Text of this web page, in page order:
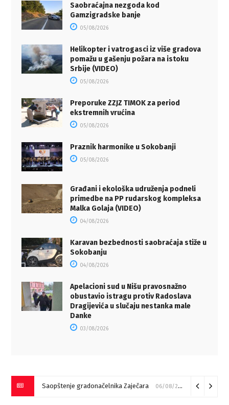
Saobraćajna nezgoda kod
Gamzigradske banje
05/08/2026
Helikopter i vatrogasci iz više gradova
pomažu u gašenju požara na istoku
Srbije (VIDEO)
05/08/2026
Preporuke ZZJZ TIMOK za period
ekstremnih vrućina
05/08/2026
Praznik harmonike u Sokobanji
05/08/2026
Građani i ekološka udruženja podneli
primedbe na PP rudarskog kompleksa
Malka Golaja (VIDEO)
04/08/2026
Karavan bezbednosti saobraćaja stiže u
Sokobanju
04/08/2026
Apelacioni sud u Nišu pravosnažno
obustavio istragu protiv Radoslava
Dragijevića u slučaju nestanka male
Danke
03/08/2026
Saopštenje gradonačelnika Zaječara 06/08/2026